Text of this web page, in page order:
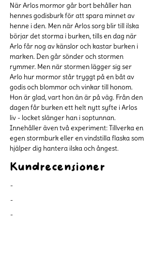
När Arlos mormor går bort behåller han
hennes godisburk för att spara minnet av
henne i den. Men när Arlos sorg blir till ilska
börjar det storma i burken, tills en dag när
Arlo får nog av känslor och kastar burken i
marken. Den går sönder och stormen
rymmer. Men när stormen lägger sig ser
Arlo hur mormor står tryggt på en båt av
godis och blommor och vinkar till honom.
Hon är glad, vart hon än är på väg. Från den
dagen får burken ett helt nytt syfte i Arlos
liv - locket slänger han i soptunnan.
Innehåller även två experiment: Tillverka en
egen stormburk eller en vindstilla flaska som
hjälper dig hantera ilska och ångest.
Kundrecensioner
-
-
-